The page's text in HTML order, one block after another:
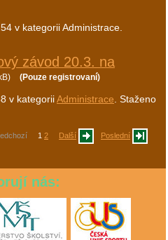
v kategorii Administrace.
závod 20.3. na
(Pouze registrovaní)
v kategoriiAdministrace . Staženo
1 2 Další Poslední
nás: